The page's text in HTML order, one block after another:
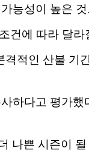
능성이 높은
건에 따라 달
적인 산불 기
하다고 평가
나쁜 시즌이